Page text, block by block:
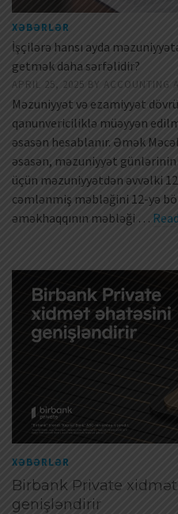
XƏBƏRLƏR
İşçilərə hansı ayda
getmək daha sərfəlidir?
APRIL 25, 2025 BY ACCOUNTING
Məzuniyyət və ezamiyyət
qanunvericiliklə müəyyən
əsasən hesablanır. Əmək
əsasən, məzuniyyət
üçün məzuniyyətdən əvvəlki
cəmlənmiş məbləğini 12-yə
əməkhaqqının məbləği …
XƏBƏRLƏR
Birbank Private
genişləndirir